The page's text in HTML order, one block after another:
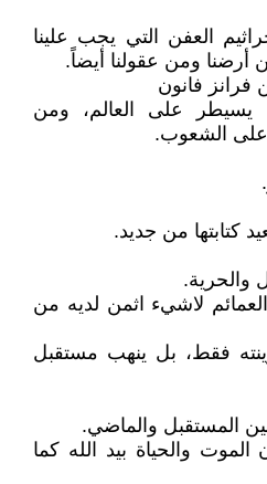
العفن التي يجب علينا
من أرضنا ومن عقولنا أيضاً.
فانون
على العالم، ومن
على الشعوب.
كتابتها من جديد.
والحرية.
لاشيء اثمن لديه من
فقط، بل ينهب مستقبل
المستقبل والماضي.
والحياة بيد الله كما